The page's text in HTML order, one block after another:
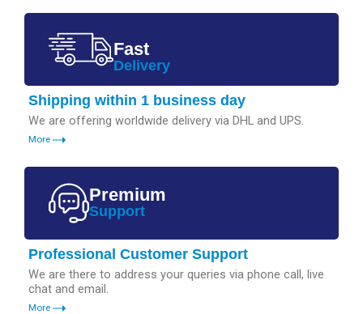
Fast
Delivery
Shipping within 1 business day
We are offering worldwide delivery via DHL and UPS.
More
Premium
Support
Professional Customer Support
We are there to address your queries via phone call, live
chat and email.
More